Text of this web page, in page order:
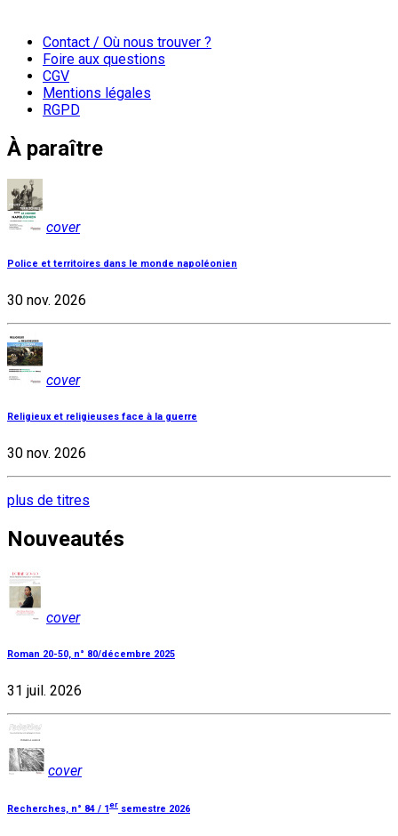
Contact / Où nous trouver ?
Foire aux questions
CGV
Mentions légales
RGPD
À paraître
cover
Police et territoires dans le monde napoléonien
30 nov. 2026
cover
Religieux et religieuses face à la guerre
30 nov. 2026
plus de titres
Nouveautés
cover
Roman 20-50, n° 80/décembre 2025
31 juil. 2026
cover
Recherches, n° 84 / 1 er semestre 2026